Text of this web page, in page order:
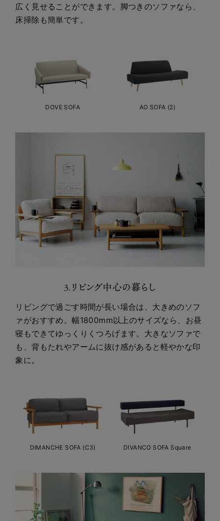
広く見せることができます。脚つきのソファなら、
床掃除も簡単です。
DOVE SOFA AO SOFA (2)
3.リビング中心の暮らし
リビングで過ごす時間が長い場合は、大きめのソフ
ァがおすすめ。幅1800mm以上のサイズなら、お昼
寝もできてゆっくりくつろげます。大きなソファで
も、背もたれやアームに抜け感があると軽やかな印
象に。
DIMANCHE SOFA (C3) DIVANCO SOFA Square